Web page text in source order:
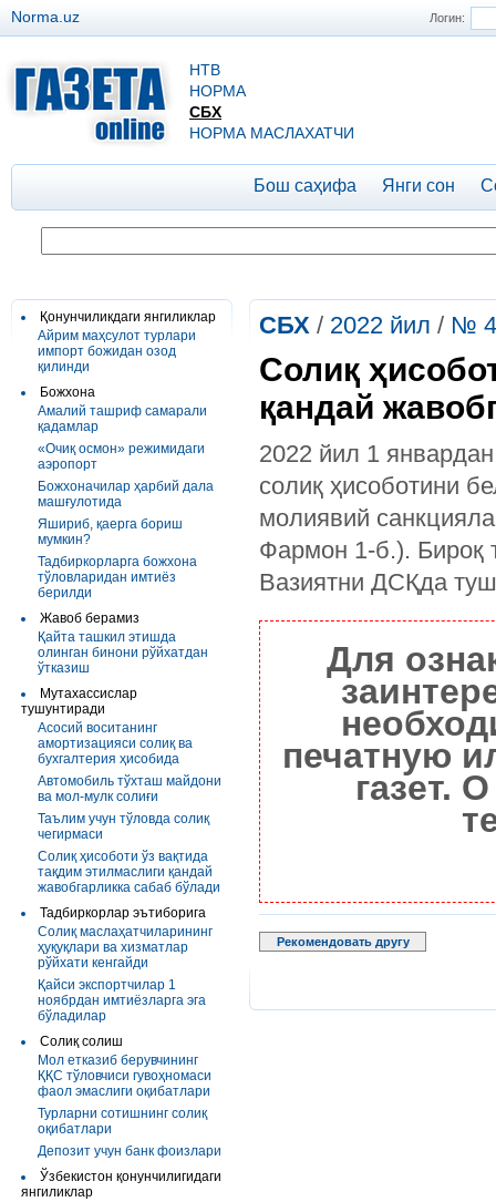
Логин:
Norma.uz
НТВ
НОРМА
СБХ
НОРМА МАСЛАХАТЧИ
Бош саҳифа Янги сон
Қонунчиликдаги янгиликлар
Айрим маҳсулот турлари
импорт божидан озод
қилинди
Божхона
Амалий ташриф самарали
қадамлар
«Очиқ осмон» режимидаги
аэропорт
Божхоначилар ҳарбий дала
машғулотида
Яшириб, қаерга бориш
мумкин?
Тадбиркорларга божхона
тўловларидан имтиёз
берилди
Жавоб берамиз
Қайта ташкил этишда
олинган бинони рўйхатдан
ўтказиш
Мутахассислар
тушунтиради
Асосий воситанинг
амортизацияси солиқ ва
бухгалтерия ҳисобида
Автомобиль тўхташ майдони
ва мол-мулк солиғи
Таълим учун тўловда солиқ
чегирмаси
Солиқ ҳисоботи ўз вақтида
тақдим этилмаслиги қандай
жавобгарликка сабаб бўлади
Тадбиркорлар эътиборига
Солиқ маслаҳатчиларининг
ҳуқуқлари ва хизматлар
рўйхати кенгайди
Қайси экспортчилар 1
ноябрдан имтиёзларга эга
бўладилар
Солиқ солиш
Мол етказиб берувчининг
ҚҚС тўловчиси гувоҳномаси
фаол эмаслиги оқибатлари
Турларни сотишнинг солиқ
оқибатлари
Депозит учун банк фоизлари
Ўзбекистон қонунчилигидаги
янгиликлар
СБХ / 2022 йил / №
Солиқ
қандай
2022 йил 1
солиқ ҳисоботини
молиявий
Фармон 1-б.). Бироқ
Вазиятни ДСҚда
Для
печатную
газет.
Рекомендовать другу